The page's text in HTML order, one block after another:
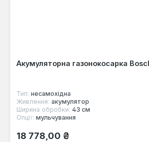
Акумуляторна газонокосарка
Тип: несамохідна
Живлення: акумулятор
Ширина обробки: 43 см
Опції: мульчування
Звичайна ціна:
18 778,00 ₴